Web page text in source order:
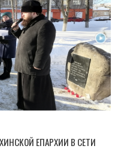
ЕПАРХИИ В СЕТИ